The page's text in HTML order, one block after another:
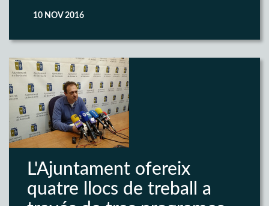
10 NOV 2016
L'Ajuntament ofereix
quatre llocs de treball a